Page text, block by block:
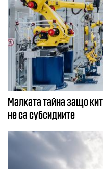
Малката тайна защо
не са субсидиите